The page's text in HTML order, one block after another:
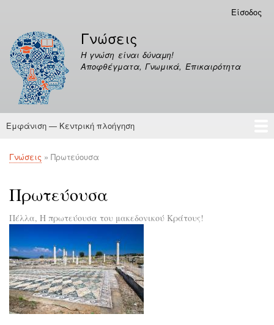
περιεχόμενο
λογαριασμού
χρήστη
Είσοδος
Γνώσεις
Η γνώση είναι δύναμη!
Αποφθέγματα, Γνωμικά, Επικαιρότητα
Κεντρική
Εμφάνιση — Κεντρική πλοήγηση
Γνώσεις
Αποφθέγματα
Breadcrumb
Γνώσεις Πρωτεύουσα
Πρωτεύουσα
Πέλλα, Η πρωτεύουσα του μακεδονικού Κράτους!